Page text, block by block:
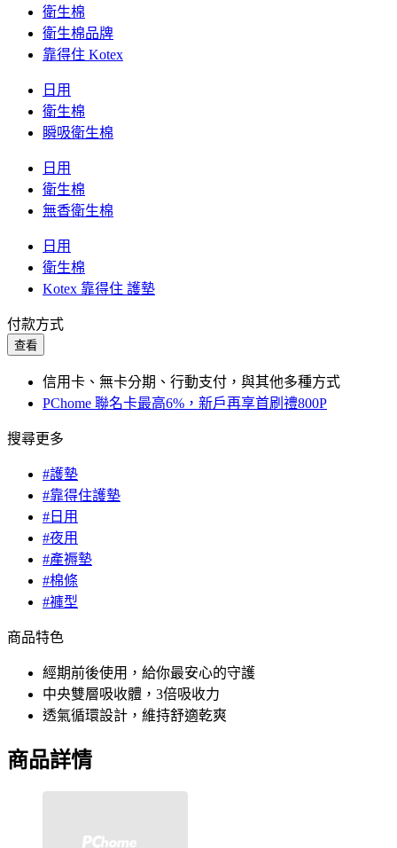
衛生棉
衛生棉品牌
靠得住 Kotex
日用
衛生棉
瞬吸衛生棉
日用
衛生棉
無香衛生棉
日用
衛生棉
Kotex 靠得住 護墊
付款方式
查看
信用卡、無卡分期、行動支付，與其他多種方式
PChome 聯名卡最高6%，新戶再享首刷禮800P
搜尋更多
#護墊
#靠得住護墊
#日用
#夜用
#產褥墊
#棉條
#褲型
商品特色
經期前後使用，給你最安心的守護
中央雙層吸收體，3倍吸收力
透氣循環設計，維持舒適乾爽
商品詳情